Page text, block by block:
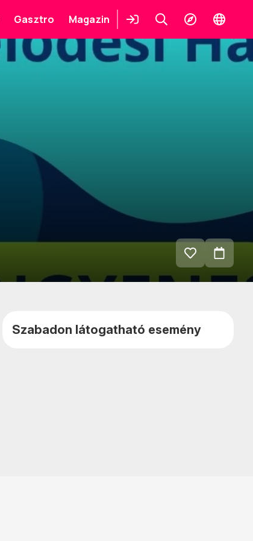
Gasztro Magazin
BelépésKeresésFelfedezés
Change
adom
Szabadon látogatható esemény